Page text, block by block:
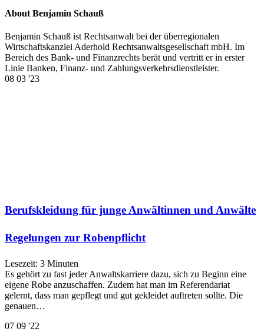
About Benjamin Schauß
Benjamin Schauß ist Rechtsanwalt bei der überregionalen
Wirtschaftskanzlei Aderhold Rechtsanwaltsgesellschaft mbH. Im
Bereich des Bank- und Finanzrechts berät und vertritt er in erster
Linie Banken, Finanz- und Zahlungsverkehrsdienstleister.
08 03 '23
Berufskleidung für junge Anwältinnen und Anwälte
Regelungen zur Robenpflicht
Lesezeit: 3 Minuten
Es gehört zu fast jeder Anwaltskarriere dazu, sich zu Beginn eine
eigene Robe anzuschaffen. Zudem hat man im Referendariat
gelernt, dass man gepflegt und gut gekleidet auftreten sollte. Die
genauen…
07 09 '22